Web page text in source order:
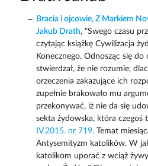
Bracia i ojcowie, Z Markiem
Jakub Drath, "Swego czasu
czytając książkę Cywilizacja
Konecznego. Odnosząc się
stwierdzał, że nie rozumie,
orzeczenia zakazujące ich
zupełnie brakowało mu
przekonywać, iż nie da się
sekta żydowska, która czegoś
IV.2015. nr 719.Temat
Antysemityzm katolików. W
katolikom uporać z wciąż